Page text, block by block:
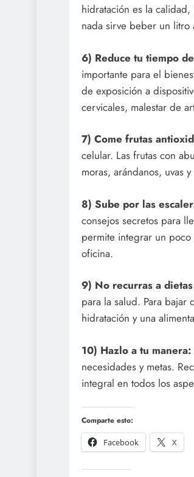
hidratación es la
nada sirve beber un litro
6) Reduce tu tiempo
importante para el
de exposición a
cervicales, malestar de
7) Come frutas
celular. Las frutas con
moras, arándanos, uvas
8) Sube por las
consejos secretos para
permite integrar un
oficina.
9) No recurras a
para la salud. Para
hidratación y una
10) Hazlo a tu manera:
necesidades y metas.
integral en todos los
Comparte esto:
Facebook
X